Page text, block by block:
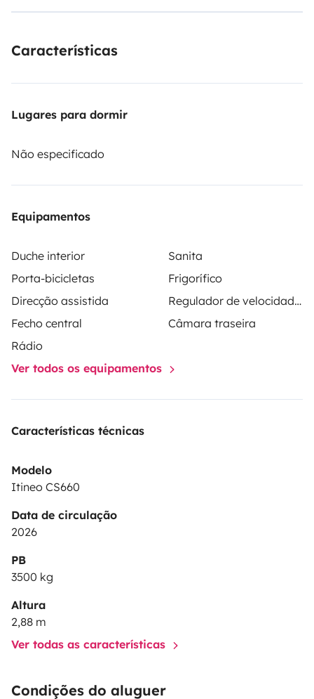
espaces et d’aventures en toute liberté ? Nous mettons
équipée, pour des voyages tout confort, en couple, en
conseils personnalisés pour un voyage sans souci ✅
Que vous partiez pour un week-end ou un road trip de
accompagne dans la réalisation de votre projet.
proche de la nature et en toute indépendance ! 📍
est achetable .
Características
Lugares para dormir
Não especificado
Equipamentos
Duche interior
Sanita
Porta-bicicletas
Frigorífico
Direcção assistida
Regulador de velocidade / Cruise Control
Fecho central
Câmara traseira
Rádio
Ver todos os equipamentos
Características técnicas
Modelo
Itineo CS660
Data de circulação
2026
PB
3500 kg
Altura
2,88 m
Ver todas as características
Condições do aluguer